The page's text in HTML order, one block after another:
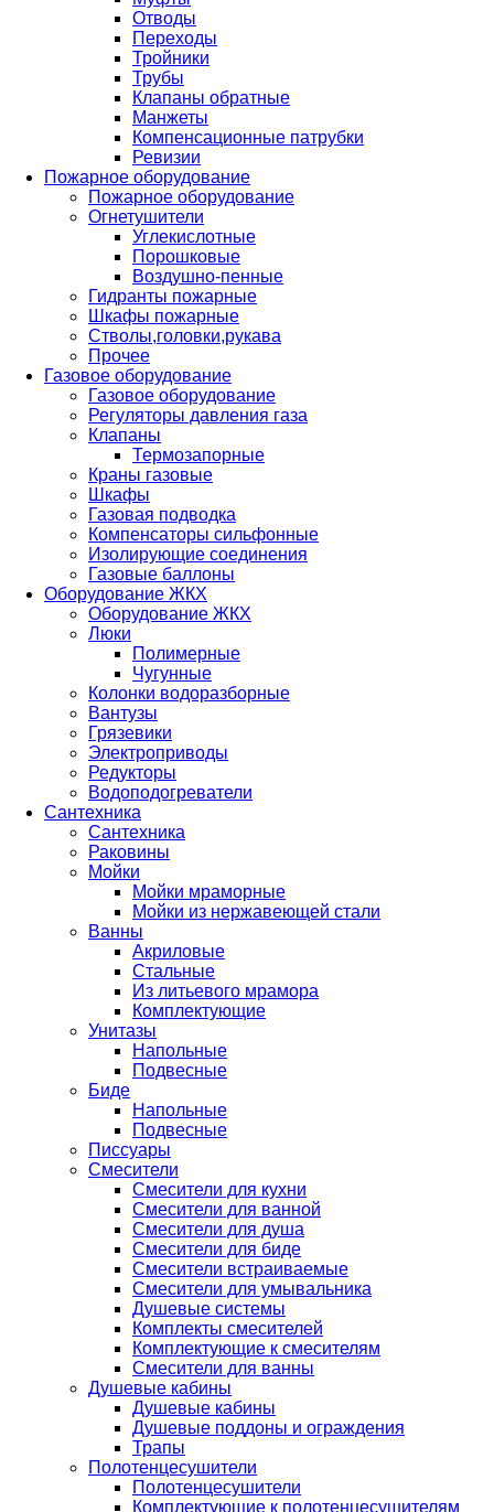
Отводы
Переходы
Тройники
Трубы
Клапаны обратные
Манжеты
Компенсационные патрубки
Ревизии
Пожарное оборудование
Пожарное оборудование
Огнетушители
Углекислотные
Порошковые
Воздушно-пенные
Гидранты пожарные
Шкафы пожарные
Стволы,головки,рукава
Прочее
Газовое оборудование
Газовое оборудование
Регуляторы давления газа
Клапаны
Термозапорные
Краны газовые
Шкафы
Газовая подводка
Компенсаторы сильфонные
Изолирующие соединения
Газовые баллоны
Оборудование ЖКХ
Оборудование ЖКХ
Люки
Полимерные
Чугунные
Колонки водоразборные
Вантузы
Грязевики
Электроприводы
Редукторы
Водоподогреватели
Сантехника
Сантехника
Раковины
Мойки
Мойки мраморные
Мойки из нержавеющей стали
Ванны
Акриловые
Стальные
Из литьевого мрамора
Комплектующие
Унитазы
Напольные
Подвесные
Биде
Напольные
Подвесные
Писсуары
Смесители
Смесители для кухни
Смесители для ванной
Смесители для душа
Смесители для биде
Смесители встраиваемые
Смесители для умывальника
Душевые системы
Комплекты смесителей
Комплектующие к смесителям
Смесители для ванны
Душевые кабины
Душевые кабины
Душевые поддоны и ограждения
Трапы
Полотенцесушители
Полотенцесушители
Комплектующие к полотенцесушителям